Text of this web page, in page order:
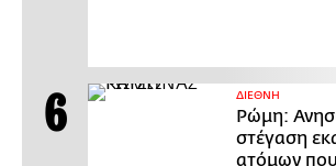
ΔΙΕΘΝΗ
Ρώμη:
στέγαση
ατόμων που